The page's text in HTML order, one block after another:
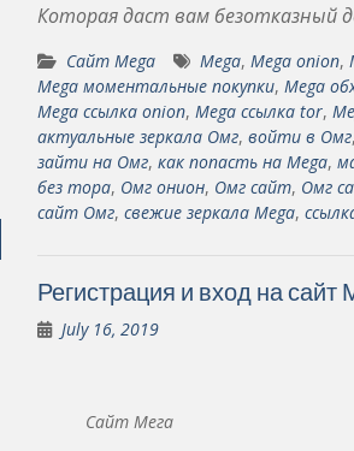
Которая даст вам безотказный
Сайт Mega Mega, Mega onion,
Mega моментальные покупки, Mega
Mega ссылка onion, Mega ссылка tor,
актуальные зеркала Омг, войти в Омг,
зайти на Омг, как попасть на Mega,
без тора, Омг онион, Омг сайт, Омг
сайт Омг, свежие зеркала Mega,
Регистрация и вход на сайт
July 16, 2019
Сайт Мега